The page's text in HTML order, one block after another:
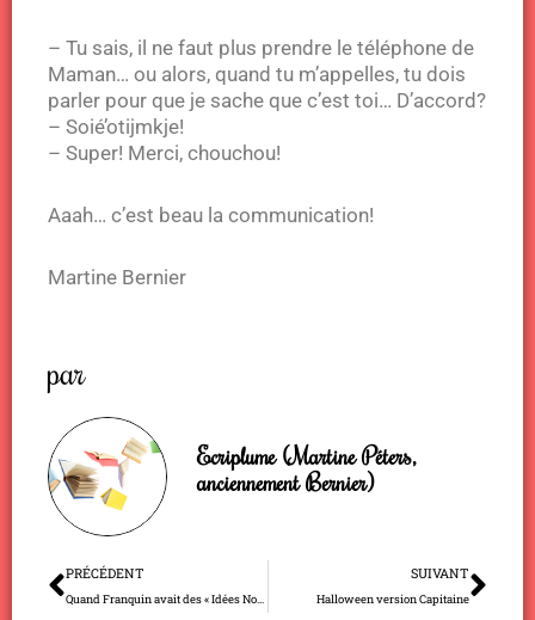
– Tu sais, il ne faut plus prendre le téléphone de
Maman… ou alors, quand tu m’appelles, tu dois
parler pour que je sache que c’est toi… D’accord?
– Soié’otijmkje!
– Super! Merci, chouchou!
Aaah… c’est beau la communication!
Martine Bernier
par
Ecriplume (Martine Péters,
anciennement Bernier)
Précédent
PRÉCÉDENT
Quand Franquin avait des « Idées Noires »
SUIVANT
Halloween version Capitaine